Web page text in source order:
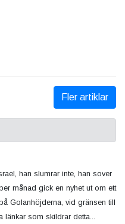
Fler artiklar
han slumrar inte, han sover
månad gick en nyhet ut om ett
Golanhöjderna, vid gränsen till
som skildrar detta...